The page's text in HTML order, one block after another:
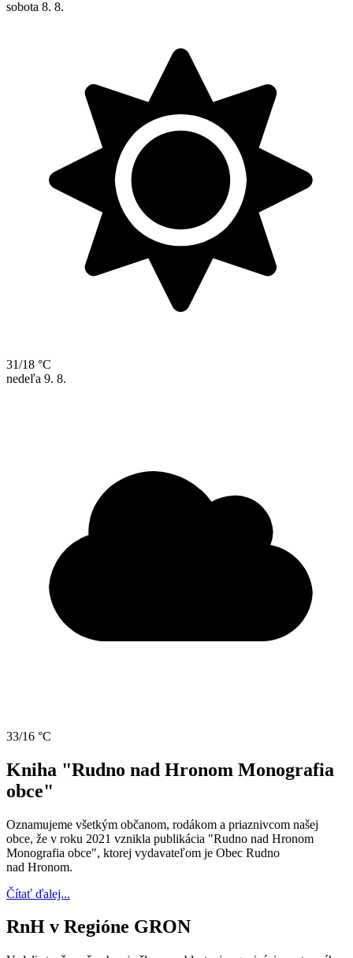
sobota 8. 8.
31/18 °C
nedeľa 9. 8.
33/16 °C
Kniha "Rudno nad Hronom Monografia
obce"
Oznamujeme všetkým občanom, rodákom a priaznivcom našej
obce, že v roku 2021 vznikla publikácia "Rudno nad Hronom
Monografia obce", ktorej vydavateľom je Obec Rudno
nad Hronom.
Čítať ďalej...
RnH v Regióne GRON